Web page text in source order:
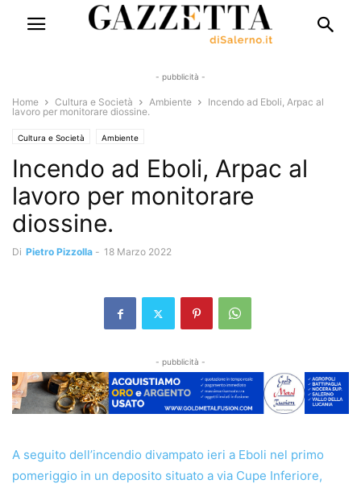
- pubblicità -
Home Cultura e Società Ambiente
Incendo ad Eboli, Arpac al
lavoro per monitorare diossine.
Cultura e Società Ambiente
Incendo ad Eboli, Arpac al
lavoro per monitorare
diossine.
Di Pietro Pizzolla - 18 Marzo 2022
- pubblicità -
A seguito dell’incendio divampato ieri a Eboli nel primo
pomeriggio in un deposito situato a via Cupe Inferiore,